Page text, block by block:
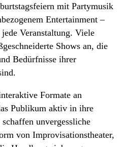
mit Partymusik
Entertainment –
Veranstaltung. Viele
Shows an, die
Bedürfnisse ihrer
Formate an
Publikum aktiv in ihre
unvergessliche
von Improvisationstheater,